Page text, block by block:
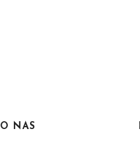
O NAS